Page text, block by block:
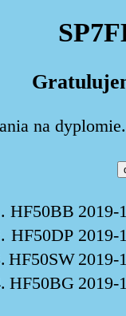
na
HF50BB 2019-
HF50DP 2019-
HF50SW 2019-
HF50BG 2019-